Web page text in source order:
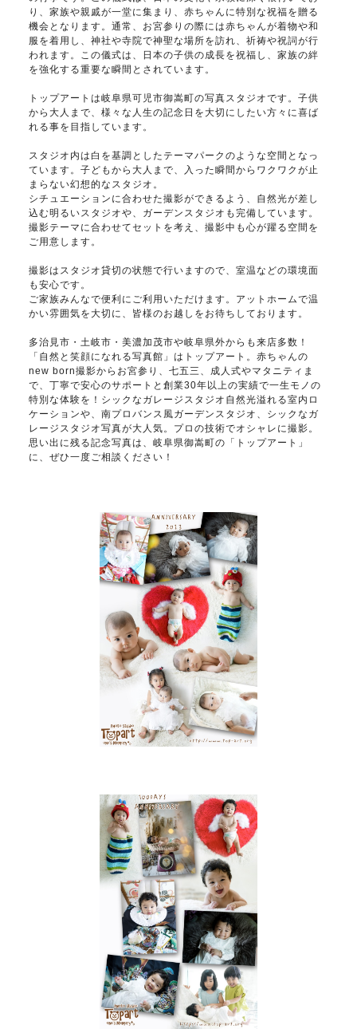
り、家族や親戚が一堂に集まり、赤ちゃんに特別な祝福を贈る
機会となります。通常、お宮参りの際には赤ちゃんが着物や和
服を着用し、神社や寺院で神聖な場所を訪れ、祈祷や祝詞が行
われます。この儀式は、日本の子供の成長を祝福し、家族の絆
を強化する重要な瞬間とされています。
トップアートは岐阜県可児市御嵩町の写真スタジオです。子供
から大人まで、様々な人生の記念日を大切にしたい方々に喜ば
れる事を目指しています。
スタジオ内は白を基調としたテーマパークのような空間となっ
ています。子どもから大人まで、入った瞬間からワクワクが止
まらない幻想的なスタジオ。
シチュエーションに合わせた撮影ができるよう、自然光が差し
込む明るいスタジオや、ガーデンスタジオも完備しています。
撮影テーマに合わせてセットを考え、撮影中も心が躍る空間を
ご用意します。
撮影はスタジオ貸切の状態で行いますので、室温などの環境面
も安心です。
ご家族みんなで便利にご利用いただけます。アットホームで温
かい雰囲気を大切に、皆様のお越しをお待ちしております。
多治見市・土岐市・美濃加茂市や岐阜県外からも来店多数！
「自然と笑顔になれる写真館」はトップアート。赤ちゃんの
new born撮影からお宮参り、七五三、成人式やマタニティま
で、丁寧で安心のサポートと創業30年以上の実績で一生モノの
特別な体験を！シックなガレージスタジオ自然光溢れる室内ロ
ケーションや、南プロバンス風ガーデンスタジオ、シックなガ
レージスタジオ写真が大人気。プロの技術でオシャレに撮影。
思い出に残る記念写真は、岐阜県御嵩町の「トップアート」
に、ぜひ一度ご相談ください！